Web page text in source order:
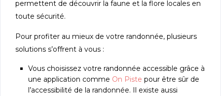
permettent de découvrir la faune et la flore locales en
toute sécurité.
Pour profiter au mieux de votre randonnée, plusieurs
solutions s’offrent à vous :
Vous choisissez votre randonnée accessible grâce à
une application comme On Piste pour être sûr de
l’accessibilité de la randonnée. Il existe aussi